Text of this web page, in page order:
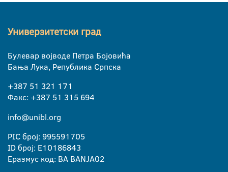
Универзитетски град
Булевар војводе Петра Бојовића
Бања Лука, Република Српска
+387 51 321 171
Факс: +387 51 315 694
info@unibl.org
PIC број: 995591705
ID број: E10186843
Еразмус код: BA BANJA02